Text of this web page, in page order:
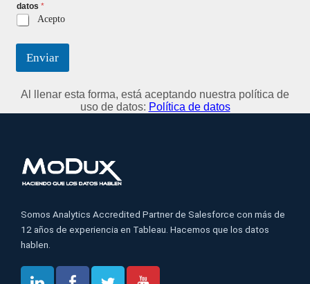
datos *
Acepto
Enviar
Al llenar esta forma, está aceptando nuestra política de
uso de datos: Política de datos
Somos Analytics Accredited Partner de Salesforce con más de
12 años de experiencia en Tableau. Hacemos que los datos
hablen.